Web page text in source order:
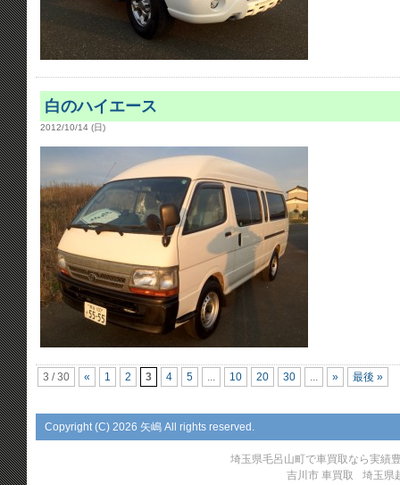
白のハイエース
2012/10/14 (日)
3 / 30 « 1 2 3 4 5 ... 10 20 30 ... » 最後 »
Copyright (C) 2026 矢嶋 All rights reserved.
埼玉県毛呂山町で車買取なら実績
吉川市 車買取
埼玉県